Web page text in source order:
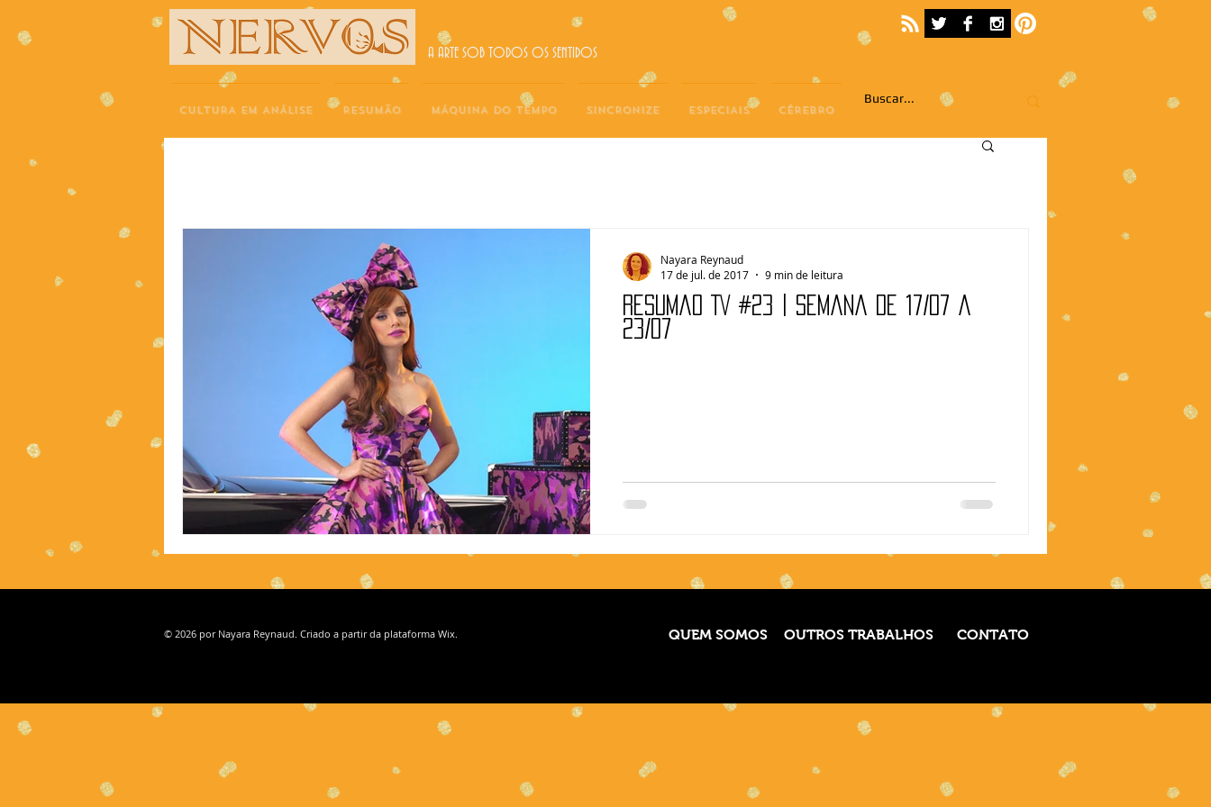
NERVOS A ARTE SOB TODOS OS SENTIDOS
CULTURA EM ANÁLISE RESUMÃO MÁQUINA DO TEMPO SINCRONIZE ESPECIAIS CÉREBRO
Resumão TV #23 | Semana de 17/07 a
23/07
Nayara Reynaud
17 de jul. de 2017
9 min de leitura
© 2026 por Nayara Reynaud. Criado a partir da plataforma Wix. QUEM SOMOS OUTROS TRABALHOS CONTATO